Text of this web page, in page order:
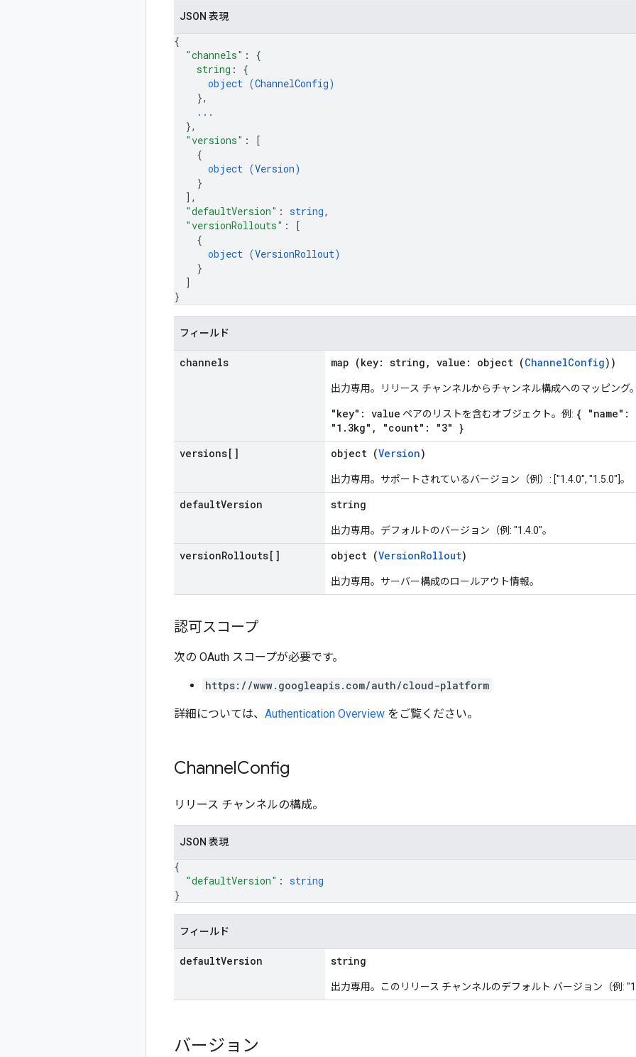
JSON 表現
{
"channels" : {
string : {
object (ChannelConfig)
},
...
},
"versions" :
[
{
object (Version)
}
] ,
"defaultVersion" : string,
"versionRollouts" :
[
{
object (VersionRollout)
}
]
}
フィールド
channels map (key: string, value: object (ChannelConfig))
出力専用。リリース チャンネルからチャンネル構成へのマッピング
"key": value ペアのリストを含むオブジェクト。例: { "name":
"1.3kg", "count": "3" }
versions[]
object (Version)
出力専用。サポートされているバージョン（例）: ["1.4.0", "1.5.0"]。
defaultVersion string
出力専用。デフォルトのバージョン（例: "1.4.0"。
versionRollouts[] object (VersionRollout)
出力専用。サーバー構成のロールアウト情報。
認可スコープ
次の OAuth スコープが必要です。
https://www.googleapis.com/auth/cloud-platform
詳細については、 Authentication Overview をご覧ください。
ChannelConfig
リリース チャンネルの構成。
JSON 表現
{
"defaultVersion" : string
}
フィールド
defaultVersion string
出力専用。このリリース チャンネルのデフォルト バージョン（例:
バージョン